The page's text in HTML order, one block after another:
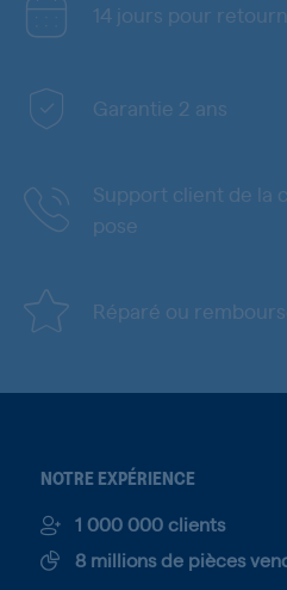
14 jours pour
Garantie 2 ans
Support client de la
pose
Réparé ou
NOTRE EXPÉRIENCE
1 000 000 clients
8 millions de pièces